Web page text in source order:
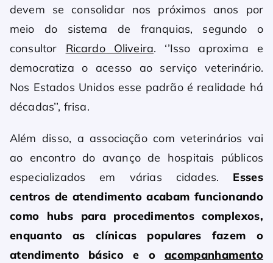
devem se consolidar nos próximos anos por
meio do sistema de franquias, segundo o
consultor Ricardo Oliveira. ‘’Isso aproxima e
democratiza o acesso ao serviço veterinário.
Nos Estados Unidos esse padrão é realidade há
décadas’’, frisa.
Além disso, a associação com veterinários vai
ao encontro do avanço de hospitais públicos
especializados em várias cidades. Esses
centros de atendimento acabam funcionando
como hubs para procedimentos complexos,
enquanto as clínicas populares fazem o
atendimento básico e o acompanhamento